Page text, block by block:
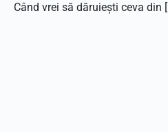
Când vrei să dăruiești ceva din